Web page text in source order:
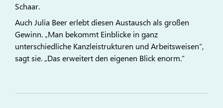
Schaar.
Auch Julia Beer erlebt diesen Austausch als großen
Gewinn. „Man bekommt Einblicke in ganz
unterschiedliche Kanzleistrukturen und Arbeitsweisen“,
sagt sie. „Das erweitert den eigenen Blick enorm.“